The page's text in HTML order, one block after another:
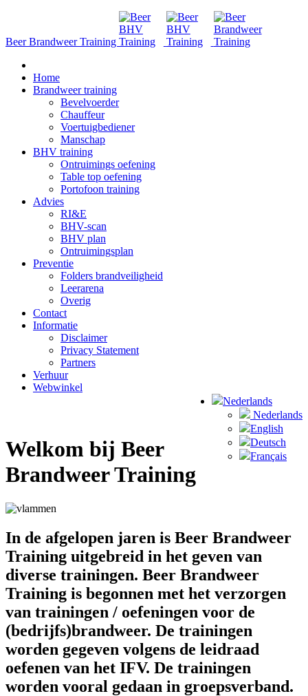
Beer Brandweer Training
Home
Brandweer training
Bevelvoerder
Chauffeur
Voertuigbediener
Manschap
BHV training
Ontruimings oefening
Table top oefening
Portofoon training
Advies
RI&E
BHV-scan
BHV plan
Ontruimingsplan
Preventie
Folders brandveiligheid
Leerarena
Overig
Contact
Informatie
Disclaimer
Privacy Statement
Partners
Verhuur
Webwinkel
Nederlands
Nederlands
English
Deutsch
Français
Welkom bij Beer
Brandweer Training
In de afgelopen jaren is Beer Brandweer
Training uitgebreid in het geven van
diverse trainingen. Beer Brandweer
Training is begonnen met het verzorgen
van trainingen / oefeningen voor de
(bedrijfs)brandweer. De trainingen
worden gegeven volgens de leidraad
oefenen van het IFV. De trainingen
worden vooral gedaan in groepsverband.